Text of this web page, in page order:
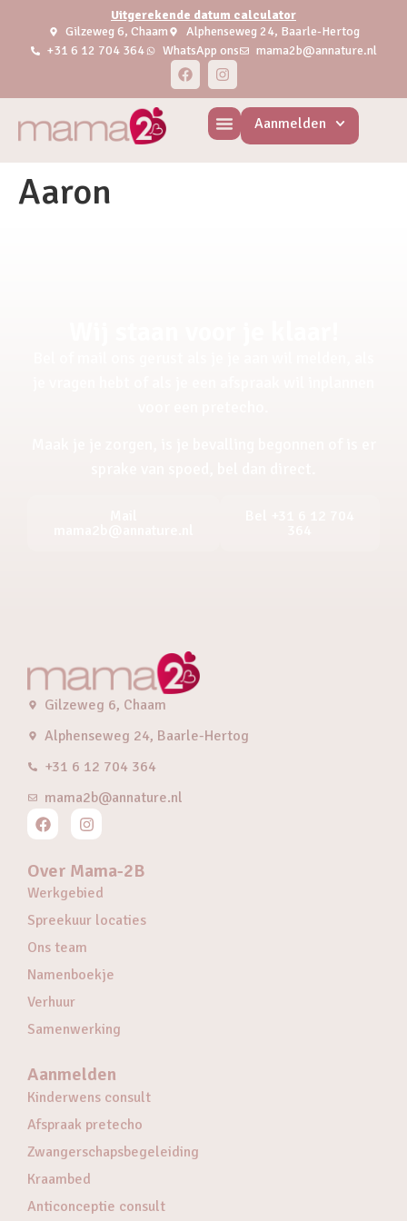
Uitgerekende datum calculator
Gilzeweg 6, Chaam
Alphenseweg 24, Baarle-Hertog
+31 6 12 704 364
WhatsApp ons mama2b@annature.nl
Aanmelden
Aaron
Gilzeweg 6, Chaam
Alphenseweg 24, Baarle-Hertog
+31 6 12 704 364
mama2b@annature.nl
Over Mama-2B
Werkgebied
Spreekuur locaties
Ons team
Namenboekje
Verhuur
Samenwerking
Aanmelden
Kinderwens consult
Afspraak pretecho
Zwangerschapsbegeleiding
Kraambed
Anticonceptie consult